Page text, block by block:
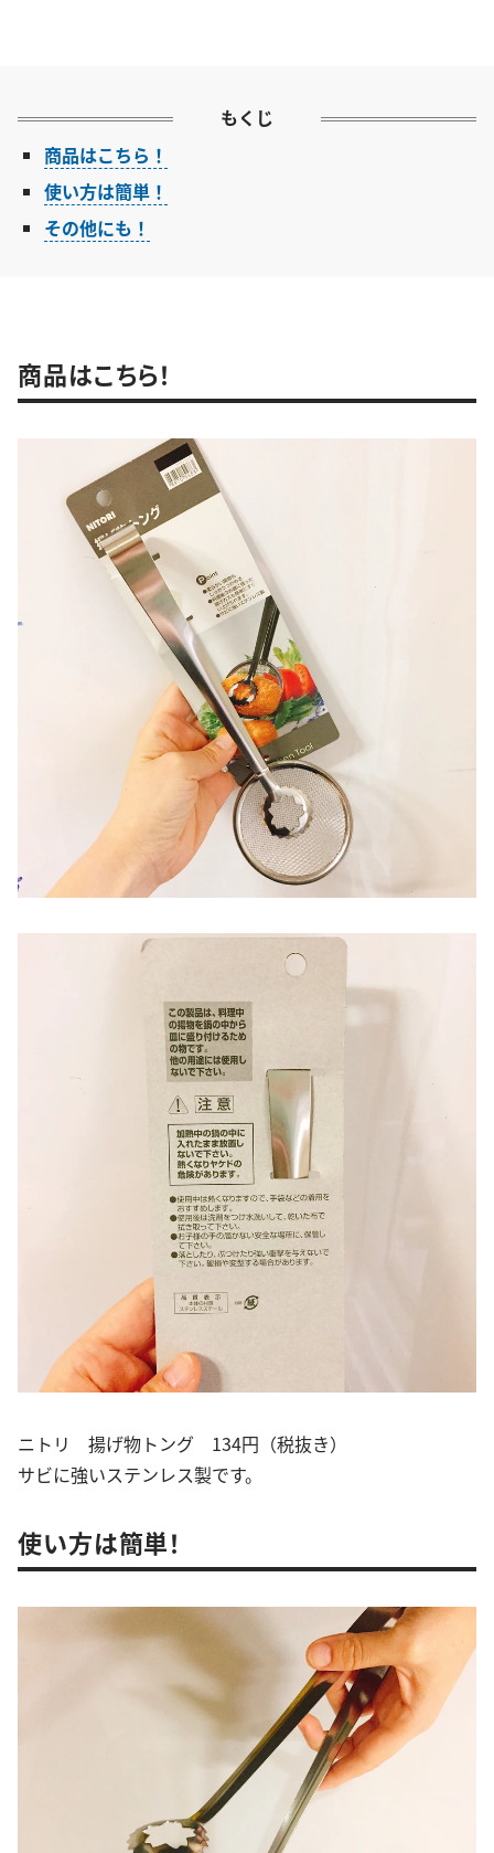
もくじ
商品はこちら！
使い方は簡単！
その他にも！
商品はこちら！
ニトリ 揚げ物トング 134円（税抜き）
サビに強いステンレス製です。
使い方は簡単！